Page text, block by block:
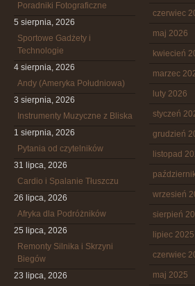
Poradniki Fotograficzne
5 sierpnia, 2026
Sportowe Gadżety i
Technologie
4 sierpnia, 2026
Andy (Ameryka Południowa)
3 sierpnia, 2026
Instrumenty Muzyczne z Bliska
1 sierpnia, 2026
Pytania od czytelników
31 lipca, 2026
Cardio i Spalanie Tłuszczu
26 lipca, 2026
Afryka dla Podróżników
25 lipca, 2026
Remonty Silnika i Skrzyni
Biegów
23 lipca, 2026
czerwiec
maj 2026
kwiecień
marzec
luty 2026
styczeń
grudzień
listopad
wrzesień
sierpień
lipiec 2025
czerwiec
maj 2025